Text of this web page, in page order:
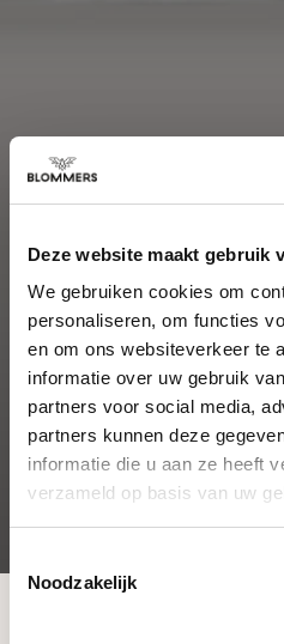
Deze website maakt gebruik
We gebruiken cookies om
personaliseren, om functies
en om ons websiteverkeer te
informatie over uw gebruik
partners voor social media,
partners kunnen deze
informatie die u aan ze heeft
verzameld op basis van uw
Noodzakelijk